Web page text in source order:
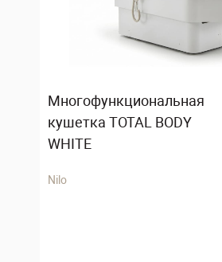
Многофункциональная
кушетка TOTAL BODY
WHITE
Nilo